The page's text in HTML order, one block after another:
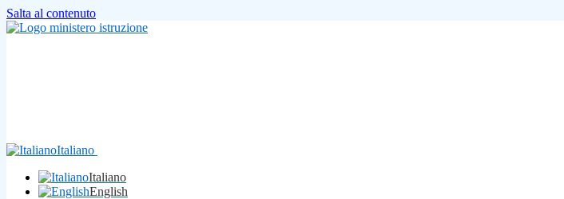
Salta al contenuto
Italiano
Italiano
English